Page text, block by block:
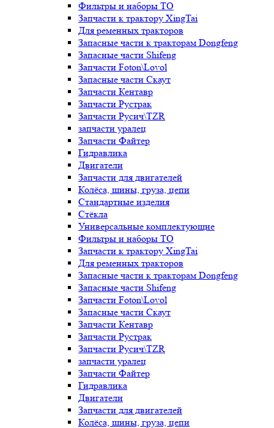
Фильтры и наборы ТО
Запчасти к трактору XingTai
Для ременных тракторов
Запасные части к тракторам Dongfeng
Запасные части Shifeng
Запчасти Foton\Lovol
Запасные части Скаут
Запчасти Кентавр
Запчасти Рустрак
Запчасти Русич\TZR
запчасти уралец
Запчасти Файтер
Гидравлика
Двигатели
Запчасти для двигателей
Колёса, шины, груза, цепи
Стандартные изделия
Стёкла
Универсальные комплектующие
Фильтры и наборы ТО
Запчасти к трактору XingTai
Для ременных тракторов
Запасные части к тракторам Dongfeng
Запасные части Shifeng
Запчасти Foton\Lovol
Запасные части Скаут
Запчасти Кентавр
Запчасти Рустрак
Запчасти Русич\TZR
запчасти уралец
Запчасти Файтер
Гидравлика
Двигатели
Запчасти для двигателей
Колёса, шины, груза, цепи